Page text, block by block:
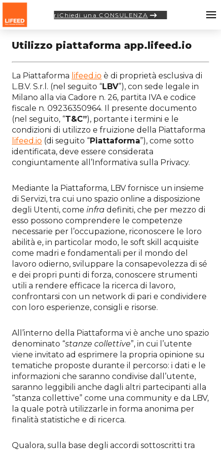
riChiedi una CONSULENZA
english version
Utilizzo piattaforma app.lifeed.io
La Piattaforma lifeed.io è di proprietà esclusiva di
L.B.V. S.r.l. (nel seguito “LBV”), con sede legale in
Milano alla via Cadore n. 26, partita IVA e codice
fiscale n. 09236350964. Il presente documento
(nel seguito, “T&C”), portante i termini e le
condizioni di utilizzo e fruizione della Piattaforma
lifeed.io (di seguito “Piattaforma”), come sotto
identificata, deve essere considerata
congiuntamente all’Informativa sulla Privacy.
Mediante la Piattaforma, LBV fornisce un insieme
di Servizi, tra cui uno spazio online a disposizione
degli Utenti, come infra definiti, che per mezzo di
esso possono comprendere le competenze
necessarie per l’occupazione, riconoscere le loro
abilità e, in particolar modo, le soft skill acquisite
come madri e fondamentali per il mondo del
lavoro odierno, sviluppare la consapevolezza di sé
e dei propri punti di forza, conoscere strumenti
utili a rendere efficace la ricerca di lavoro,
confrontarsi con un network di pari e condividere
con loro esperienze, consigli e risorse.
All’interno della Piattaforma vi è anche uno spazio
denominato “stanze collettive”, in cui l’utente
viene invitato ad esprimere la propria opinione su
tematiche proposte durante il percorso: i dati e le
informazioni che saranno condivise dall’utente,
saranno leggibili anche dagli altri partecipanti alla
“stanza collettive” come una community e da LBV,
la quale potrà utilizzarle in forma anonima per
finalità statistiche e di ricerca.
Qualora, sulla base degli accordi sottoscritti tra